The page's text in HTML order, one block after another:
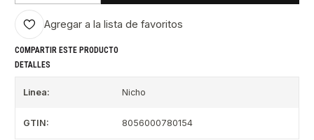
Agregar a la lista de favoritos
COMPARTIR ESTE PRODUCTO
DETALLES
Linea: Nicho
GTIN: 8056000780154